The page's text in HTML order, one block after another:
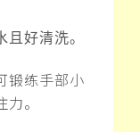
好清洗。
锻练手部小
。